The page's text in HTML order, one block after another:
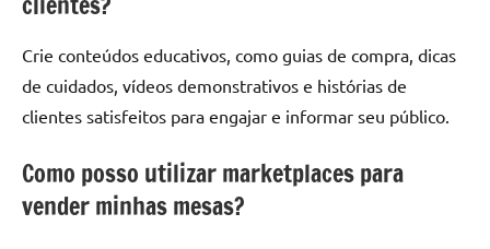
Crie conteúdos educativos, como guias de compra, dicas
de cuidados, vídeos demonstrativos e histórias de
clientes satisfeitos para engajar e informar seu público.
Como posso utilizar marketplaces para
vender minhas mesas?